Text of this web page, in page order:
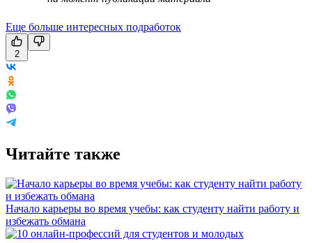
Еще больше интересных подработок
2
Читайте также
Начало карьеры во время учебы: как студенту найти работу и
избежать обмана